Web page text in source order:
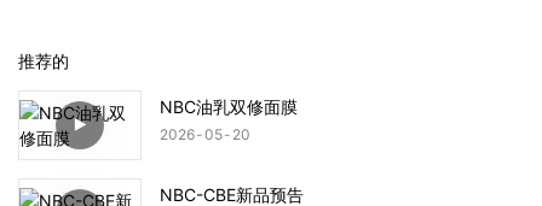
推荐的
NBC油乳双修面膜
2026 05 20
NBC-CBE新品预告